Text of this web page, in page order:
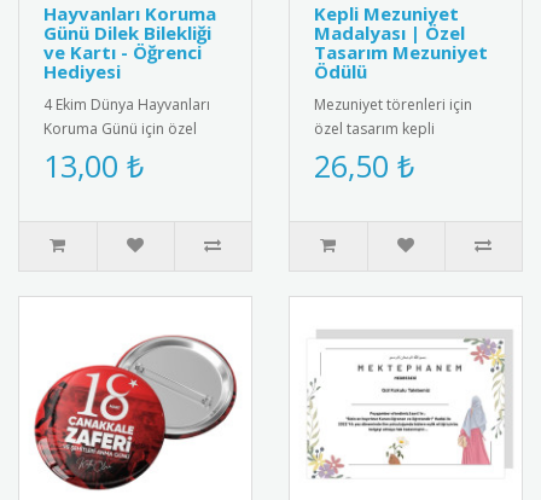
Hayvanları Koruma
Günü Dilek Bilekliği
ve Kartı - Öğrenci
Hediyesi
4 Ekim Dünya Hayvanları
Koruma Günü için özel
olarak hazırlanan bu
anlamlı hediye kartı ve
13,00 ₺
Kepli Mezuniyet
Madalyası | Özel
Tasarım Mezuniyet
Ödülü
Mezuniyet törenleri için
özel tasarım kepli
madalya. Öğrencilerin
eğitim hayatındaki
26,50 ₺